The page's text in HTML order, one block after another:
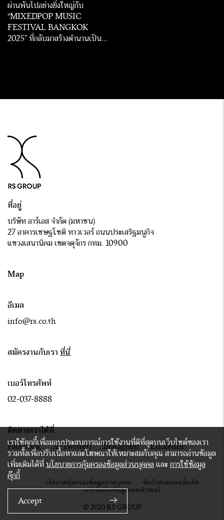
เราใช้คุกกี้เพื่อมอบประสบการณ์การใช้งานที่ดีที่สุดบนเว็บไซต์ของเรา
รวมทั้งเพื่อปรับเนื้อหาและโฆษณาให้เหมาะสมกับคุณ สามารถอ่านข้อมูล
เพิ่มเติมได้ที่ นโยบายการคุ้มครองข้อมูลส่วนบุคคล และ การใช้ข้อมูล
คุ๊กกี้
Accept
ผ่านพ้นไปอย่างยิ่งใหญ่กับ
“MIXEDPOP MUSIC
FESTIVAL BANGKOK
2025” ที่กลับมาสร้างตำนานเป็นปี
ที่อยู่
บริษัท อาร์เอส จำกัด (มหาชน)
27 อาคารเชษฐโชติ ทาวเวอร์ ถนนประเสริฐมนูกิจ
แขวงเสนานิคม เขตจตุจักร กทม. 10900
Map
อีเมล
info@rs.co.th
สมัครงานกับเรา ที่นี่
เบอร์โทรศัพท์
02-037-8888
ติดตามเราได้ที่
Facebook X (Twitter) Instagram LinkedIn
นโยบายคุ้มครองข้อมูลส่วนบุคคล
ข้อกำหนดและเงื่อนไข
การจัดเก็บข้อมูลคอมพิวเตอร์
© 2020 RS GROUP